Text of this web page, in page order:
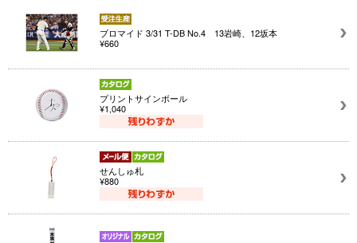
ブロマイド 3/31 T-DB No.4 13岩崎、12坂本
¥660
プリントサインボール
¥1,040
せんしゅ札
¥880